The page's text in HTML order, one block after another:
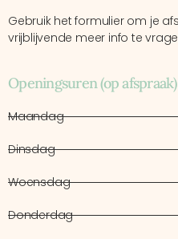
Gebruik het formulier om je
vrijblijvende meer info te
Openingsuren (op afspraak)
Maandag
Dinsdag
Woensdag
Donderdag